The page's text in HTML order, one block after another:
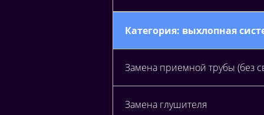
Категория: выхлопная
Замена приемной трубы (без
Замена глушителя